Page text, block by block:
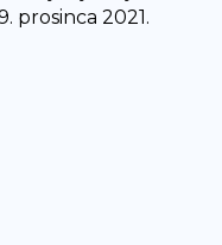
prosinca 2021.